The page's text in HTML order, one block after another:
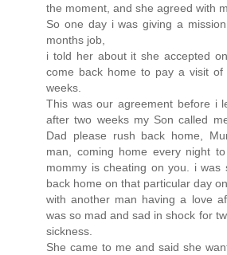
the moment, and she agreed with
So one day i was giving a
months job,
i told her about it she accepted
come back home to pay a visit
weeks.
This was our agreement before i
after two weeks my Son called
Dad please rush back home,
man, coming home every night
mommy is cheating on you. i was
back home on that particular day
with another man having a love
was so mad and sad in shock for
sickness.
She came to me and said she